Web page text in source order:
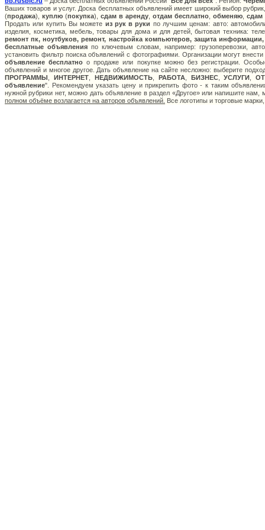
Ваших товаров и услуг. Доска бесплатных объявлений имеет широкий выбор
(продажа), куплю (покупка), сдам в аренду отдам бесплатно обменяю сдам
Продать или купить Вы можете из рук в руки по лучшим ценам: авто:
изделия, косметика, мебель, товары для дома и для детей, бытовая техника:
ремонт пк, ноутбуков, ремонт, настройка компьютеров, защита
бесплатные объявления по ключевым словам, например: грузоперевозки,
установить фильтр поиска объявлений с фотографиями. Организации могут
объявление бесплатно о продаже или покупке можно без регистрации.
объявлений и многое другое. Дать объявление на сайте несложно: выберите
ПРОГРАММЫ
ИНТЕРНЕТ, НЕДВИЖИМОСТЬ, РАБОТА, БИЗНЕС,УСЛУГИ ,
объявление". Рекомендуем указать цену и прикрепить фото - к таким
нужной рубрики нет, можно дать объявление в раздел «Другое» или напишите
полном объёме возлагается на авторов объявлений. Все логотипы и торговые